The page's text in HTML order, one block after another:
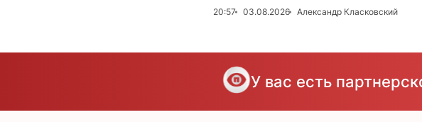
20:57 03.08.2026 Александр Класковский
У вас есть